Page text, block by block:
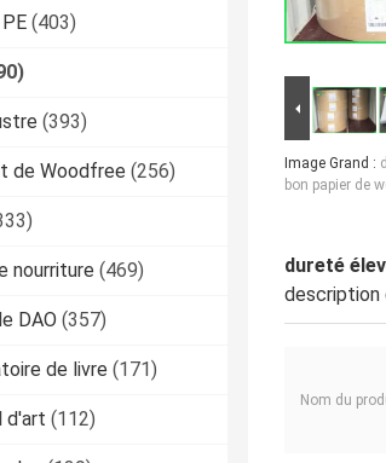
(403)
(393)
de Woodfree (256)
nourriture (469)
DAO (357)
de livre (171)
d'art (112)
Image Grand :
bon papier de
dureté
description
Nom du